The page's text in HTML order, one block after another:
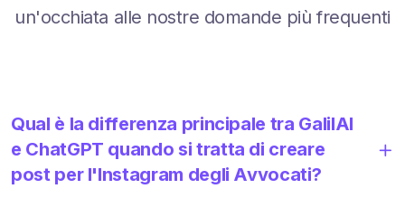
un'occhiata alle nostre domande più frequenti
Qual è la differenza principale tra GalilAI
e ChatGPT quando si tratta di creare
post per l'Instagram degli Avvocati?